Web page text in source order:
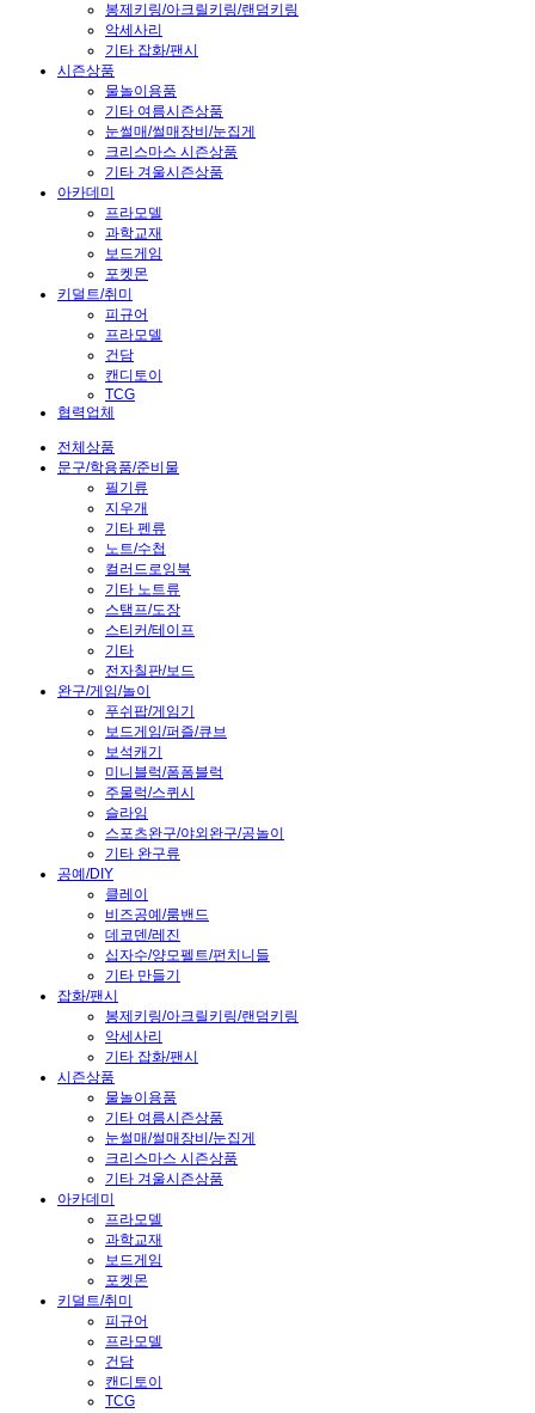
봉제키링/아크릴키링/랜덤키링
악세사리
기타 잡화/팬시
시즌상품
물놀이용품
기타 여름시즌상품
눈썰매/썰매장비/눈집게
크리스마스 시즌상품
기타 겨울시즌상품
아카데미
프라모델
과학교재
보드게임
포켓몬
키덜트/취미
피규어
프라모델
건담
캔디토이
TCG
협력업체
전체상품
문구/학용품/준비물
필기류
지우개
기타 펜류
노트/수첩
컬러드로잉북
기타 노트류
스탬프/도장
스티커/테이프
기타
전자칠판/보드
완구/게임/놀이
푸쉬팝/게임기
보드게임/퍼즐/큐브
보석캐기
미니블럭/폼폼블럭
주물럭/스퀴시
슬라임
스포츠완구/야외완구/공놀이
기타 완구류
공예/DIY
클레이
비즈공예/룸밴드
데코덴/레진
십자수/양모펠트/펀치니들
기타 만들기
잡화/팬시
봉제키링/아크릴키링/랜덤키링
악세사리
기타 잡화/팬시
시즌상품
물놀이용품
기타 여름시즌상품
눈썰매/썰매장비/눈집게
크리스마스 시즌상품
기타 겨울시즌상품
아카데미
프라모델
과학교재
보드게임
포켓몬
키덜트/취미
피규어
프라모델
건담
캔디토이
TCG